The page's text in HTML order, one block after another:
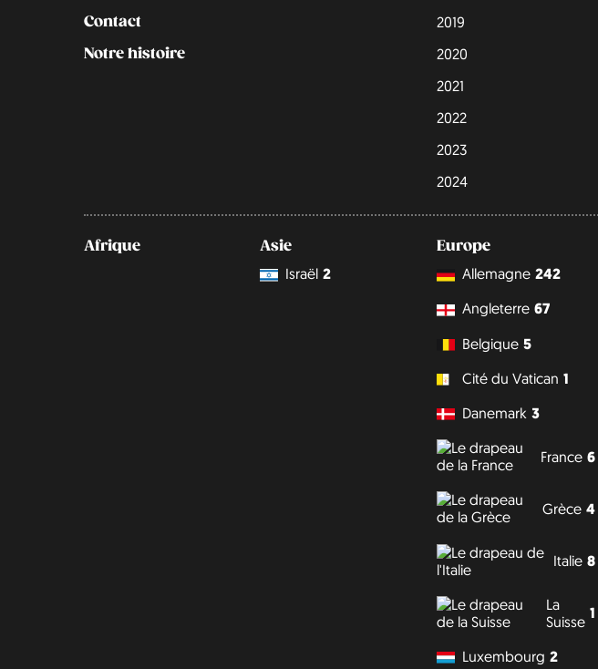
Contact
Notre histoire
2019
2020
2021
2022
2023
2024
Afrique
Asie
Israël 2
Europe
Allemagne 242
Angleterre 67
Belgique 5
Cité du Vatican 1
Danemark 3
France 6
Grèce 4
Italie 8
La
Suisse 1
Luxembourg 2